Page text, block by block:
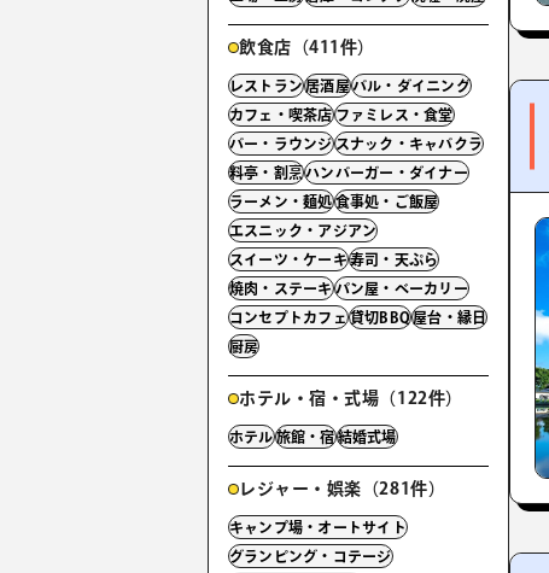
飲食店（411件）
レストラン居酒屋バル・ダイニング
カフェ・喫茶店ファミレス・食堂
バー・ラウンジスナック・キャバクラ
料亭・割烹ハンバーガー・ダイナー
ラーメン・麺処食事処・ご飯屋
エスニック・アジアン
スイーツ・ケーキ寿司・天ぷら
焼肉・ステーキパン屋・ベーカリー
コンセプトカフェ貸切BBQ屋台・縁日
厨房
ホテル・宿・式場（122件）
ホテル旅館・宿結婚式場
レジャー・娯楽（281件）
キャンプ場・オートサイト
グランピング・コテージ